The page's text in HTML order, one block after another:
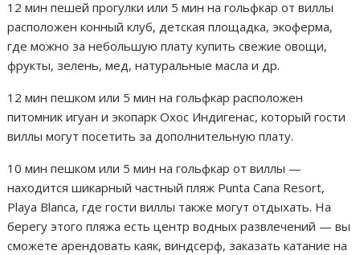
12 мин пешей прогулки или 5 мин на гольфкар от виллы
расположен конный клуб, детская площадка, экоферма,
где можно за небольшую плату купить свежие овощи,
фрукты, зелень, мед, натуральные масла и др.
12 мин пешком или 5 мин на гольфкар расположен
питомник игуан и экопарк Охос Индигенас, который гости
виллы могут посетить за дополнительную плату.
10 мин пешком или 5 мин на гольфкар от виллы —
находится шикарный частный пляж Punta Cana Resort,
Playa Blanca, где гости виллы также могут отдыхать. На
берегу этого пляжа есть центр водных развлечений — вы
сможете арендовать каяк, виндсерф, заказать катание на